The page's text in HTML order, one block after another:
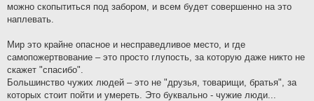
можно скопытиться под забором, и всем будет совершенно на это
наплевать.
Мир это крайне опасное и несправедливое место, и где
самопожертвование – это просто глупость, за которую даже никто не
скажет "спасибо".
Большинство чужих людей – это не "друзья, товарищи, братья", за
которых стоит пойти и умереть. Это буквально - чужие люди...